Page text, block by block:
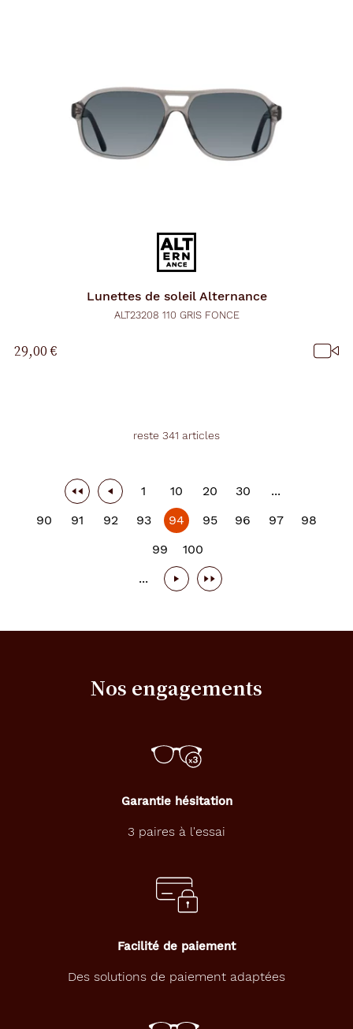
Lunettes de soleil Alternance
ALT23208 110 GRIS FONCE
29,00 €
reste 341 articles
1 10 20 30
...
90
91 92 93 94 95 96 97
98
99
100
...
Nos engagements
Garantie hésitation
3 paires à l'essai
Facilité de paiement
Des solutions de paiement adaptées